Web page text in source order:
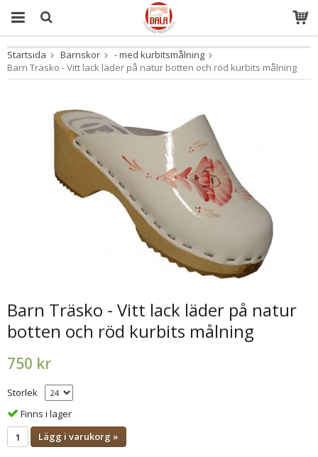
Produkten har blivit tillagd i varukorgen
Startsida Barnskor
- med kurbitsmålning
Barn Träsko - Vitt lack läder på natur botten och röd kurbits målning
Barn Träsko - Vitt lack läder på natur
botten och röd kurbits målning
750 kr
Storlek
Finns i lager
Lägg i varukorg »